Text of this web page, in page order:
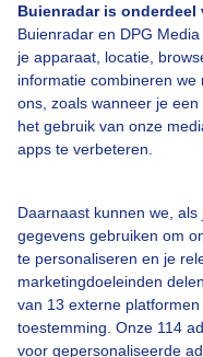
Buienradar is onderdeel
Buienradar en DPG
je apparaat, locatie,
informatie combineren
ons, zoals wanneer je
het gebruik van onze
apps te verbeteren.
Daarnaast kunnen we,
gegevens gebruiken om
te personaliseren en je
marketingdoeleinden
van 13 externe
toestemming. Onze 114
voor gepersonaliseerde
Bedrijfsgegevens
Veelgestelde vragen
Contact
Toegankelijkheid
Buienradar Team
Privacy beleid
Cookie beleid
Privacy instellingen